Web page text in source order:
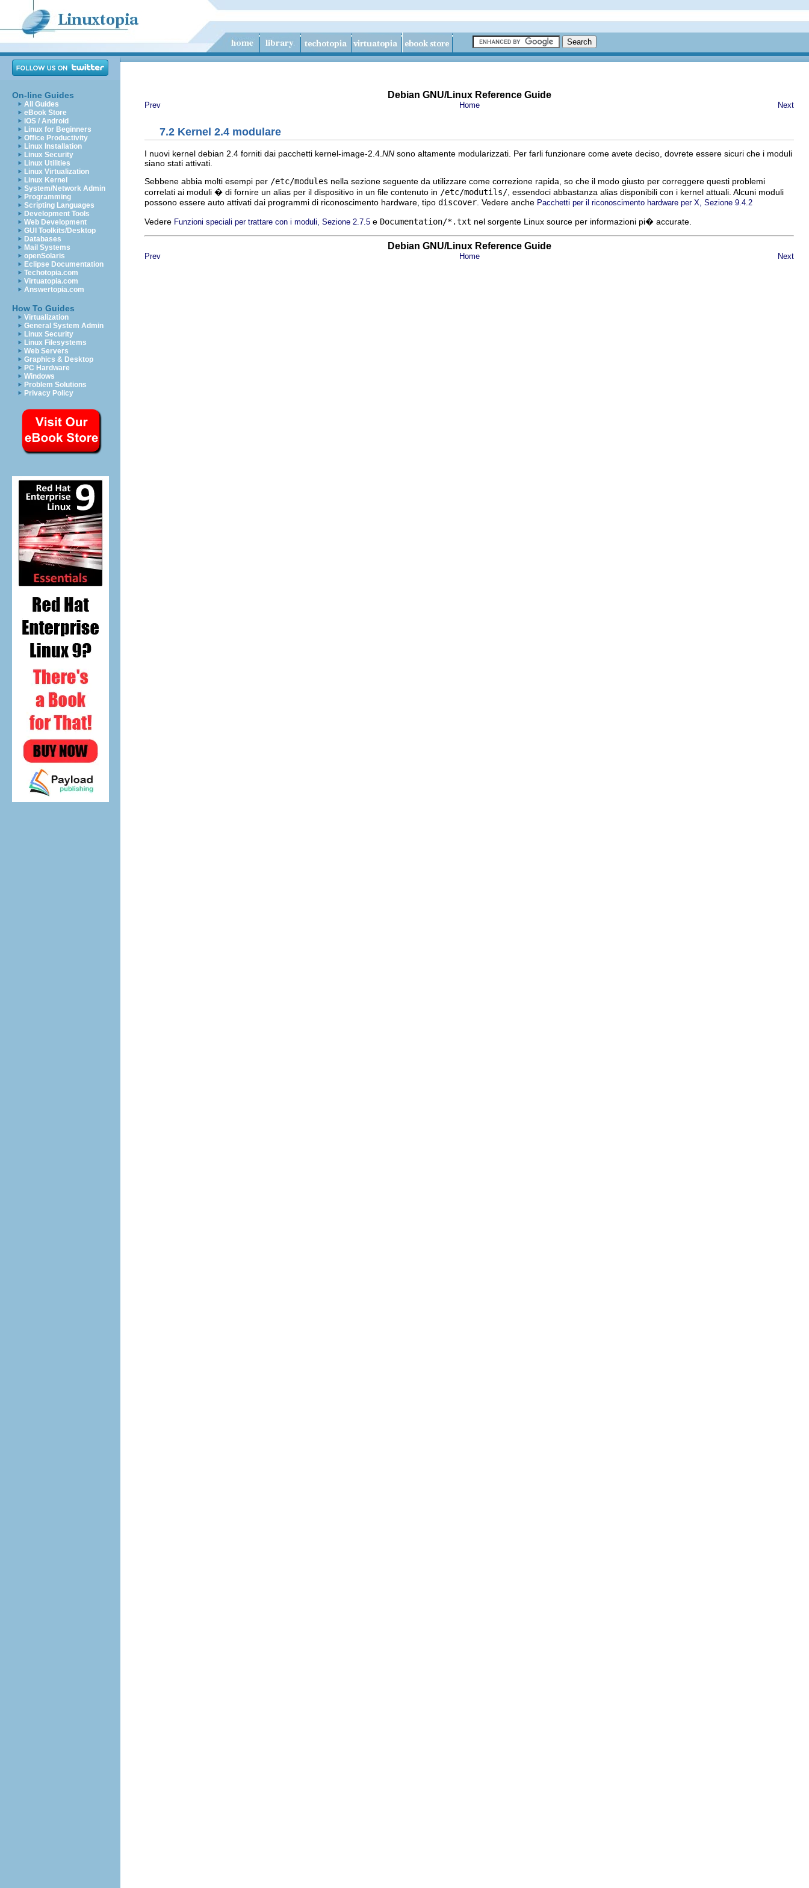
On-line Guides
All Guides
eBook Store
iOS / Android
Linux for Beginners
Office Productivity
Linux Installation
Linux Security
Linux Utilities
Linux Virtualization
Linux Kernel
System/Network Admin
Programming
Scripting Languages
Development Tools
Web Development
GUI Toolkits/Desktop
Databases
Mail Systems
openSolaris
Eclipse Documentation
Techotopia.com
Virtuatopia.com
Answertopia.com
How To Guides
Virtualization
General System Admin
Linux Security
Linux Filesystems
Web Servers
Graphics & Desktop
PC Hardware
Windows
Problem Solutions
Privacy Policy
Debian GNU/Linux Reference Guide
Prev Home Next
7.2 Kernel 2.4 modulare
I nuovi kernel debian 2.4 forniti dai pacchetti kernel-image-2.4. NN sono altamente modularizzati. Per farli funzionare come avete deciso, dovrete essere sicuri che i moduli
siano stati attivati.
Sebbene abbia molti esempi per /etc/modules nella sezione seguente da utilizzare come correzione rapida, so che il modo giusto per correggere questi problemi
correlati ai moduli � di fornire un alias per il dispositivo in un file contenuto in /etc/modutils/ , essendoci abbastanza alias disponibili con i kernel attuali. Alcuni moduli
possono essere auto attivati dai programmi di riconoscimento hardware, tipo discover . Vedere anche Pacchetti per il riconoscimento hardware per X, Sezione 9.4.2
Vedere Funzioni speciali per trattare con i moduli, Sezione 2.7.5 e Documentation/*.txt nel sorgente Linux source per informazioni pi� accurate.
Debian GNU/Linux Reference Guide
Prev Home Next